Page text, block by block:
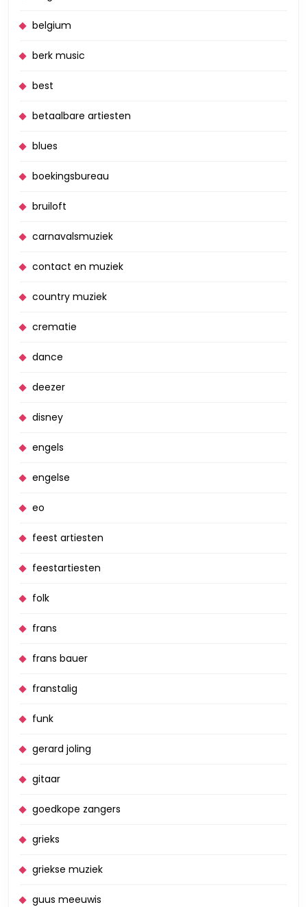
belgium
berk music
best
betaalbare artiesten
blues
boekingsbureau
bruiloft
carnavalsmuziek
contact en muziek
country muziek
crematie
dance
deezer
disney
engels
engelse
eo
feest artiesten
feestartiesten
folk
frans
frans bauer
franstalig
funk
gerard joling
gitaar
goedkope zangers
grieks
griekse muziek
guus meeuwis